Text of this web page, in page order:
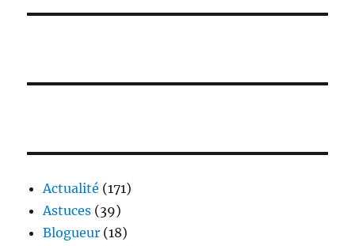
Actualité (171)
Astuces (39)
Blogueur (18)